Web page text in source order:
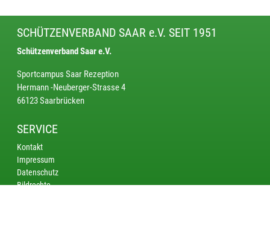
SCHÜTZENVERBAND SAAR e.V. SEIT 1951
Schützenverband Saar e.V.
Sportcampus Saar Rezeption
Hermann -Neuberger-Strasse 4
66123 Saarbrücken
SERVICE
Kontakt
Impressum
Datenschutz
Bildrechte